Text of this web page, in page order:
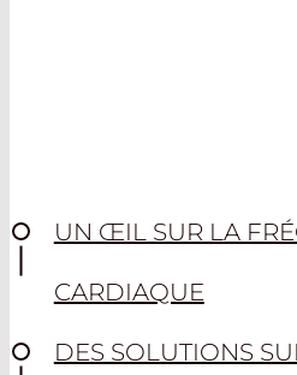
UN ŒIL SUR LA
CARDIAQUE
DES SOLUTIONS